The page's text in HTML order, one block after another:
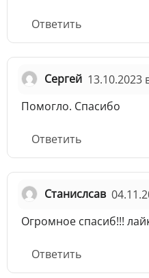
Ответить
Сергей 13.10.2023
Помогло. Спасибо
Ответить
Станислсав
Огромное спасиб!!!
Ответить